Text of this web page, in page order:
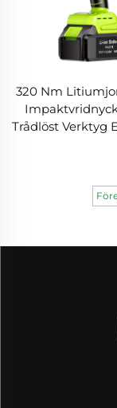
320 Nm
Trådlöst Verktyg
Produkt